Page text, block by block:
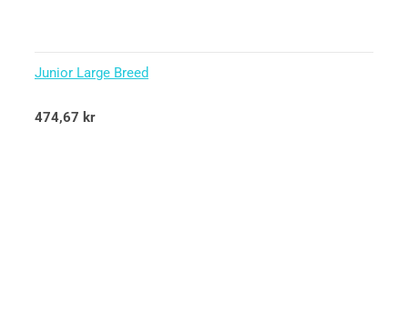
Junior Large Breed
Betygsatt
5.00
474,67 kr